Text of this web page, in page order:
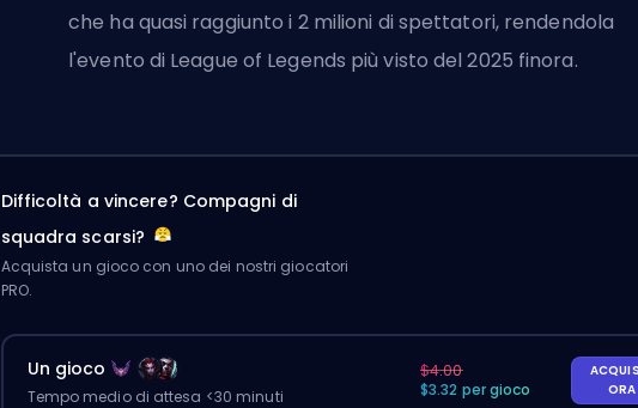
che ha quasi raggiunto i 2 milioni di spettatori, rendendola
l'evento di League of Legends più visto del 2025 finora.
Difficoltà a vincere? Compagni di
squadra scarsi?
Acquista un gioco con uno dei nostri giocatori
PRO.
Un gioco
Tempo medio di attesa <30 minuti
$4.00
$3.32 per gioco
ORA